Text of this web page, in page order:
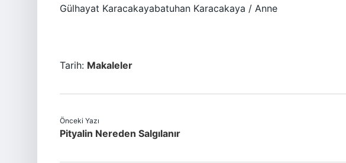
Gülhayat Karacakayabatuhan Karacakaya / Anne
Tarih: Makaleler
Önceki Yazı
Pityalin Nereden Salgılanır